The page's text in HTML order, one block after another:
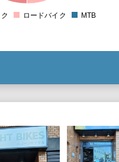
0
ロードバイク MTB